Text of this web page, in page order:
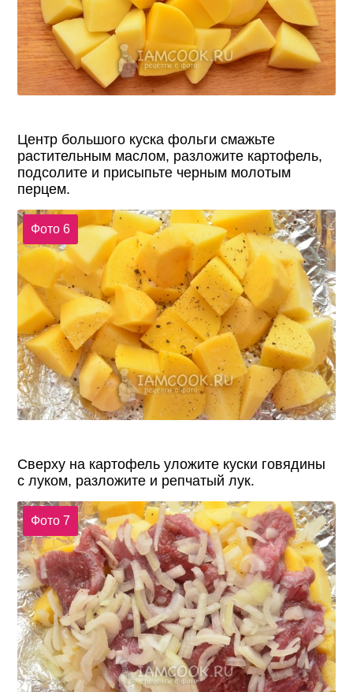
Центр большого куска фольги смажьте
растительным маслом, разложите картофель,
подсолите и присыпьте черным молотым
перцем.
Фото 6
Сверху на картофель уложите куски говядины
с луком, разложите и репчатый лук.
Фото 7